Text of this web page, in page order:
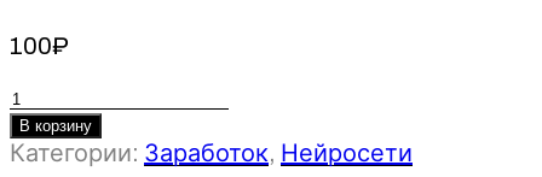
100₽
Количество
товара
Нейрофото:
В корзину
Категории: Заработок, Нейросети